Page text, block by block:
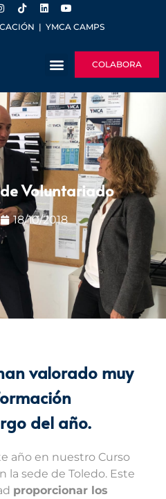
| YMCA CAMPS
COLABORA
Voluntariado
18/10/2018
valorado muy
del año.
año en nuestro Curso
la sede de Toledo. Este
proporcionar los